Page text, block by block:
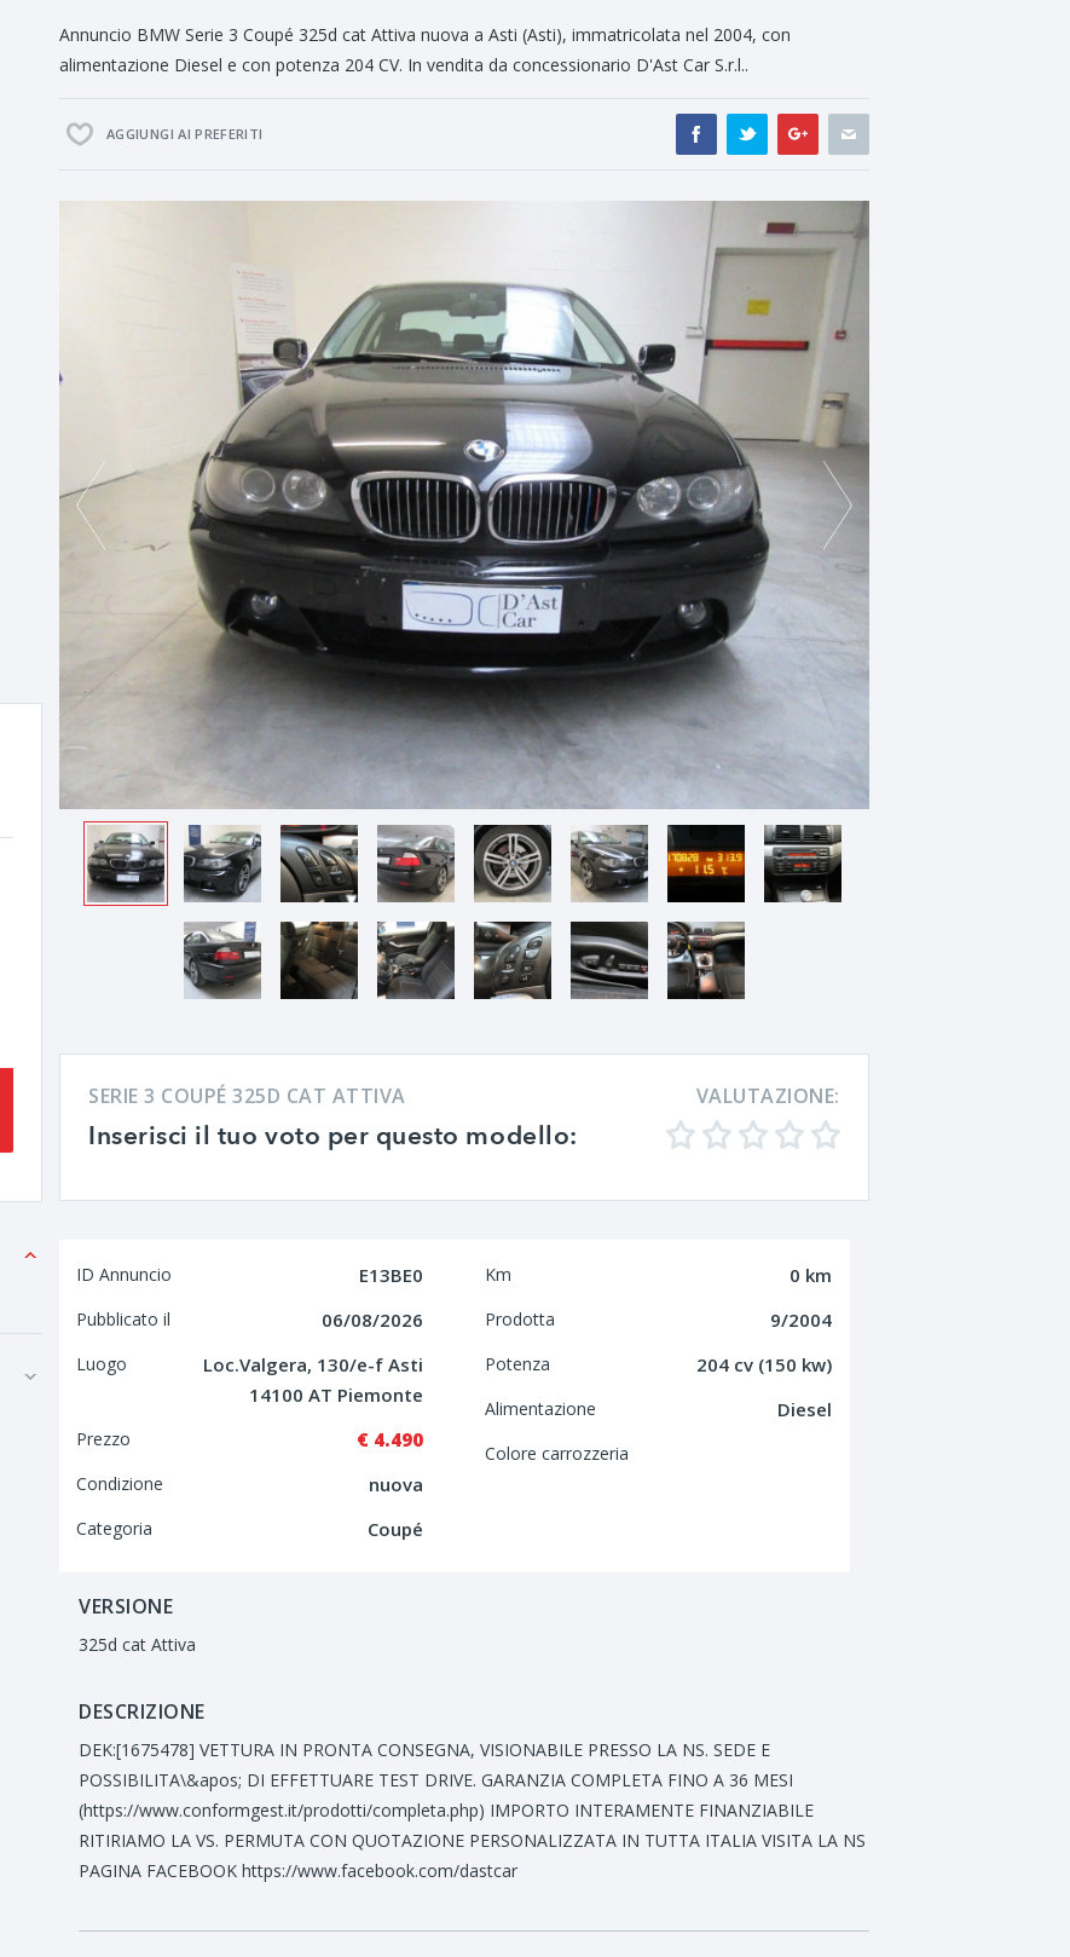
Annuncio BMW Serie 3 Coupé 325d cat Attiva nuova a Asti (Asti), immatricolata nel 2004, con
alimentazione Diesel e con potenza 204 CV. In vendita da concessionario D'Ast Car S.r.l..
AGGIUNGI AI PREFERITI
SERIE 3 COUPÉ 325D CAT ATTIVA VALUTAZIONE:
Inserisci il tuo voto per questo modello:
ID Annuncio E13BE0
Pubblicato il 06/08/2026
Luogo
Loc.Valgera, 130/e-f Asti
14100 AT Piemonte
Prezzo € 4.490
Condizione nuova
Categoria Coupé
Km 0 km
Prodotta 9/2004
Potenza 204 cv (150 kw)
Alimentazione Diesel
Colore carrozzeria
VERSIONE
325d cat Attiva
DESCRIZIONE
DEK:[1675478] VETTURA IN PRONTA CONSEGNA, VISIONABILE PRESSO LA NS. SEDE E
POSSIBILITA\&apos; DI EFFETTUARE TEST DRIVE. GARANZIA COMPLETA FINO A 36 MESI
(https://www.conformgest.it/prodotti/completa.php) IMPORTO INTERAMENTE FINANZIABILE
RITIRIAMO LA VS. PERMUTA CON QUOTAZIONE PERSONALIZZATA IN TUTTA ITALIA VISITA LA NS
PAGINA FACEBOOK https://www.facebook.com/dastcar